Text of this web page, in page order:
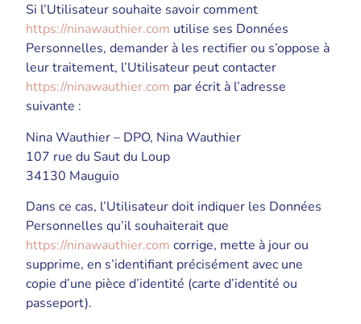
Si l’Utilisateur souhaite savoir comment
https://ninawauthier.com utilise ses Données
Personnelles, demander à les rectifier ou s’oppose à
leur traitement, l’Utilisateur peut contacter
https://ninawauthier.com par écrit à l’adresse
suivante :
Nina Wauthier – DPO, Nina Wauthier
107 rue du Saut du Loup
34130 Mauguio
Dans ce cas, l’Utilisateur doit indiquer les Données
Personnelles qu’il souhaiterait que
https://ninawauthier.com corrige, mette à jour ou
supprime, en s’identifiant précisément avec une
copie d’une pièce d’identité (carte d’identité ou
passeport).